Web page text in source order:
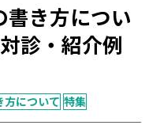
い合わせ
書き方につい
診・紹介例
方について 特集